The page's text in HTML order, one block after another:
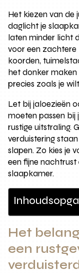
Het kiezen van
daglicht je
laten minder licht
voor een zachtere
koorden,
het donker maken
precies zoals je
Let bij jaloezieën
moeten passen bij
rustige uitstraling.
verduistering
slapen. Zo kies je
een fijne nachtrust
slaapkamer.
Het
een